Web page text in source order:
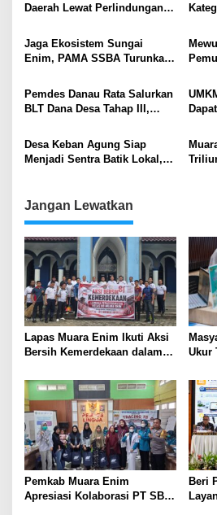
Daerah Lewat Perlindungan
SDM
Jaga Ekosistem Sungai
Enim, PAMA SSBA Turunkan
Pemkab Muara Enim
Pemdes Danau Rata Salurkan
BLT Dana Desa Tahap III,
dan
Desa Keban Agung Siap
Menjadi Sentra Batik Lokal,
Jangan Lewatkan
Lapas Muara Enim Ikuti Aksi
Bersih Kemerdekaan dalam
Indonesia
Ukur
Pemkab Muara Enim
Apresiasi Kolaborasi PT SBS
Beri